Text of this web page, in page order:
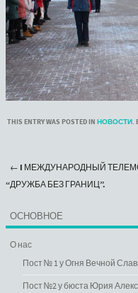
THIS ENTRY WAS POSTED IN НОВОСТИ.
Post navigation
← I МЕЖДУНАРОДНЫЙ
“ДРУЖБА БЕЗ ГРАНИЦ”.
ОСНОВНОЕ
О нас
Пост № 1 у Огня Вечной
Пост №2 у бюста Юрия